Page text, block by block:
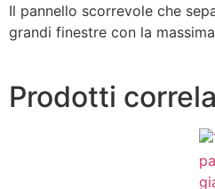
Il pannello scorrevole che
grandi finestre con la
Prodotti